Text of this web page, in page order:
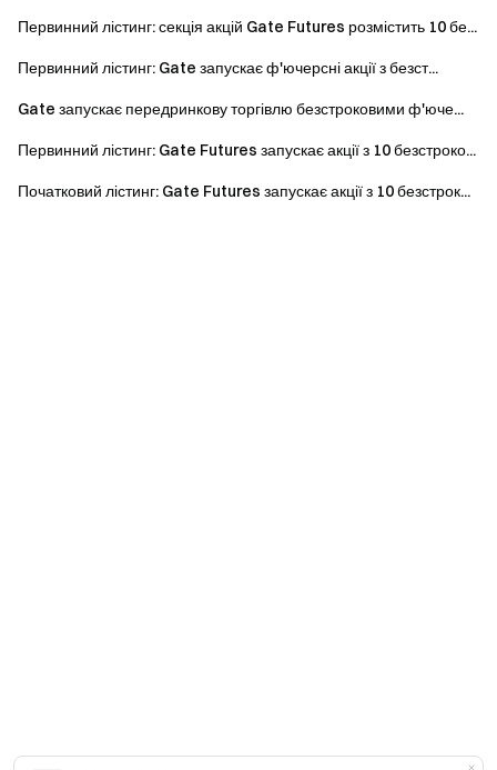
Первинний лістинг: секція акцій Gate Futures розмістить 10 бе...
Первинний лістинг: Gate запускає ф'ючерсні акції з безст...
Gate запускає передринкову торгівлю безстроковими ф'юче...
Первинний лістинг: Gate Futures запускає акції з 10 безстроко...
Початковий лістинг: Gate Futures запускає акції з 10 безстрок...